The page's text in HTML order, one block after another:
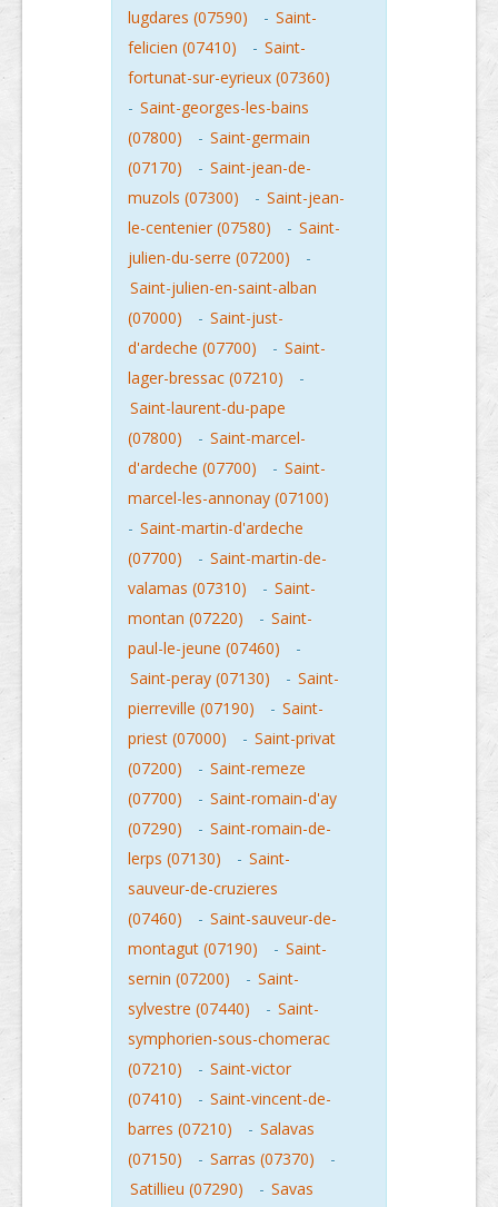
lugdares (07590)
- Saint-
felicien (07410)
- Saint-
fortunat-sur-eyrieux (07360)
- Saint-georges-les-bains
(07800)
- Saint-germain
(07170)
- Saint-jean-de-
muzols (07300)
- Saint-jean-
le-centenier (07580)
- Saint-
julien-du-serre (07200)
-
Saint-julien-en-saint-alban
(07000)
- Saint-just-
d'ardeche (07700)
- Saint-
lager-bressac (07210)
-
Saint-laurent-du-pape
(07800)
- Saint-marcel-
d'ardeche (07700)
- Saint-
marcel-les-annonay (07100)
- Saint-martin-d'ardeche
(07700)
- Saint-martin-de-
valamas (07310)
- Saint-
montan (07220)
- Saint-
paul-le-jeune (07460)
-
Saint-peray (07130)
- Saint-
pierreville (07190)
- Saint-
priest (07000)
- Saint-privat
(07200)
- Saint-remeze
(07700)
- Saint-romain-d'ay
(07290)
- Saint-romain-de-
lerps (07130)
- Saint-
sauveur-de-cruzieres
(07460)
- Saint-sauveur-de-
montagut (07190)
- Saint-
sernin (07200)
- Saint-
sylvestre (07440)
- Saint-
symphorien-sous-chomerac
(07210)
- Saint-victor
(07410)
- Saint-vincent-de-
barres (07210)
- Salavas
(07150)
- Sarras (07370)
-
Satillieu (07290)
- Savas